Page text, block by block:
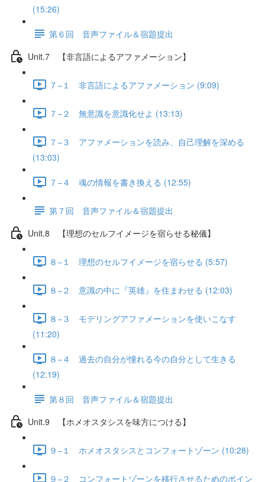
(15:26)
第６回 音声ファイル＆宿題提出
Unit.7 【非言語によるアファメーション】
７−１ 非言語によるアファメーション (9:09)
７−２ 無意識を意識化せよ (13:13)
７−３ アファメーションを読み、自己理解を深める
(13:03)
７−４ 魂の情報を書き換える (12:55)
第７回 音声ファイル＆宿題提出
Unit.8 【理想のセルフイメージを宿らせる秘儀】
８−１ 理想のセルフイメージを宿らせる (5:57)
８−２ 意識の中に『英雄』を住まわせる (12:03)
８−３ モデリングアファメーションを使いこなす
(11:20)
８−４ 過去の自分が憧れる今の自分として生きる
(12:19)
第８回 音声ファイル＆宿題提出
Unit.9 【ホメオスタシスを味方につける】
９−１ ホメオスタシスとコンフォートゾーン (10:28)
９−２ コンフォートゾーンを移行させるためのポイン